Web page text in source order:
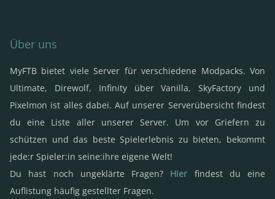
Über uns
MyFTB bietet viele Server für verschiedene Modpacks. Von
Ultimate, Direwolf, Infinity über Vanilla, SkyFactory und
Pixelmon ist alles dabei. Auf unserer Serverübersicht findest
du eine Liste aller unserer Server. Um vor Griefern zu
schützen und das beste Spielerlebnis zu bieten, bekommt
jede:r Spieler:in seine:ihre eigene Welt!
Du hast noch ungeklärte Fragen? Hier findest du eine
Auflistung häufig gestellter Fragen.